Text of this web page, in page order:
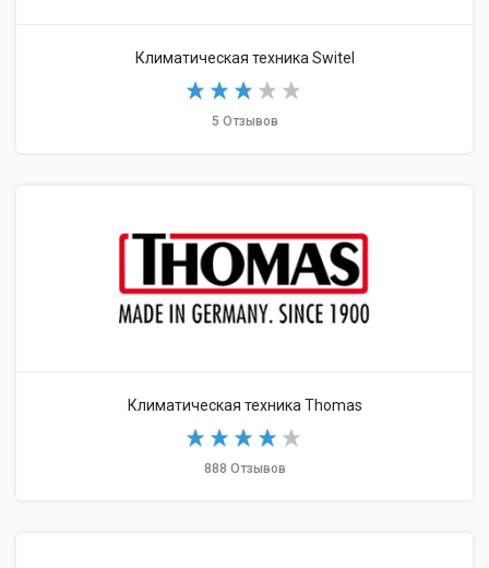
Климатическая техника Switel
5 Отзывов
Климатическая техника Thomas
888 Отзывов